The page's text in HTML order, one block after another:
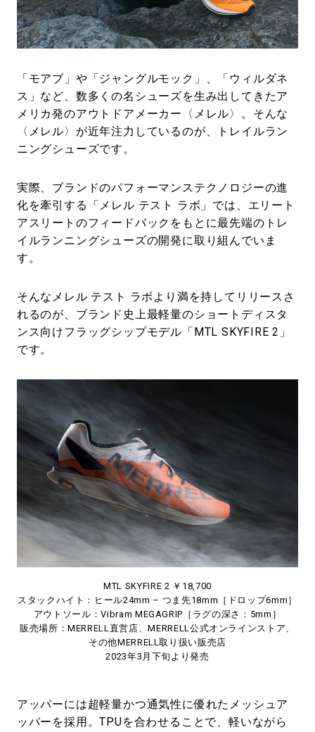
「モアブ」や「ジャングルモック」、「ウィルダネ
ス」など、数多くの名シューズを生み出してきたア
メリカ発のアウトドアメーカー〈メレル〉。そんな
〈メレル〉が近年注力しているのが、トレイルラン
ニングシューズです。
実際、ブランドのパフォーマンステクノロジーの進
化を牽引する「メレル テスト ラボ」では、エリート
アスリートのフィードバックをもとに最先端のトレ
イルランニングシューズの開発に取り組んでいま
す。
そんなメレル テスト ラボより満を持してリリースさ
れるのが、ブランド史上最軽量のショートディスタ
ンス向けフラッグシップモデル「MTL SKYFIRE 2」
です。
MTL SKYFIRE 2 ￥18,700
スタックハイト：ヒール24mm – つま先18mm［ドロップ6mm］
アウトソール：Vibram MEGAGRIP［ラグの深さ：5mm］
販売場所：MERRELL直営店、MERRELL公式オンラインストア、
その他MERRELL取り扱い販売店
2023年3月下旬より発売
アッパーには超軽量かつ通気性に優れたメッシュア
ッパーを採用。TPUを合わせることで、軽いながら